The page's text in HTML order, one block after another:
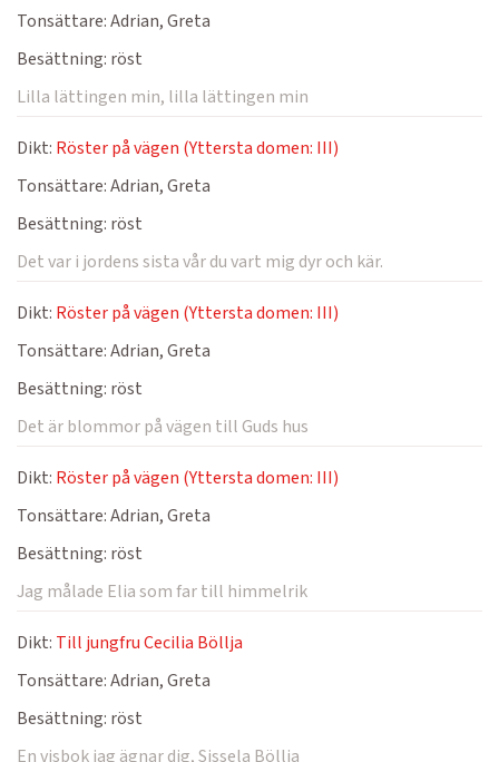
Tonsättare:Adrian, Greta
Besättning: röst
Lilla lättingen min, lilla lättingen min
Dikt: Röster på vägen (Yttersta domen: III)
Tonsättare:Adrian, Greta
Besättning: röst
Det var i jordens sista vår du vart mig dyr och kär.
Dikt: Röster på vägen (Yttersta domen: III)
Tonsättare:Adrian, Greta
Besättning: röst
Det är blommor på vägen till Guds hus
Dikt: Röster på vägen (Yttersta domen: III)
Tonsättare:Adrian, Greta
Besättning: röst
Jag målade Elia som far till himmelrik
Dikt: Till jungfru Cecilia Böllja
Tonsättare:Adrian, Greta
Besättning: röst
En visbok jag ägnar dig, Sissela Böllja